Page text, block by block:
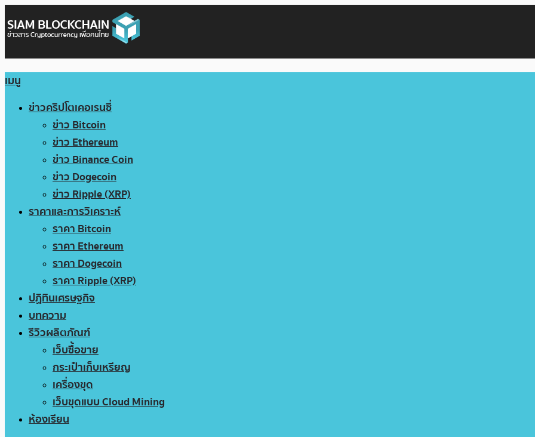
เมนู
ข่าวคริปโตเคอเรนซี่
ข่าว Bitcoin
ข่าว Ethereum
ข่าว Binance Coin
ข่าว Dogecoin
ข่าว Ripple (XRP)
ราคาและการวิเคราะห์
ราคา Bitcoin
ราคา Ethereum
ราคา Dogecoin
ราคา Ripple (XRP)
ปฏิทินเศรษฐกิจ
บทความ
รีวิวผลิตภัณฑ์
เว็บซื้อขาย
กระเป๋าเก็บเหรียญ
เครื่องขุด
เว็บขุดแบบ Cloud Mining
ห้องเรียน